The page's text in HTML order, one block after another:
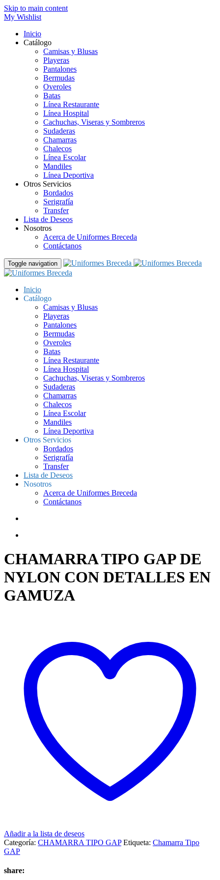
Skip to main content
My Wishlist
Inicio
Catálogo
Camisas y Blusas
Playeras
Pantalones
Bermudas
Overoles
Batas
Línea Restaurante
Línea Hospital
Cachuchas, Viseras y Sombreros
Sudaderas
Chamarras
Chalecos
Línea Escolar
Mandiles
Línea Deportiva
Otros Servicios
Bordados
Serigrafía
Transfer
Lista de Deseos
Nosotros
Acerca de Uniformes Breceda
Contáctanos
Toggle navigation
Inicio
Catálogo
Camisas y Blusas
Playeras
Pantalones
Bermudas
Overoles
Batas
Línea Restaurante
Línea Hospital
Cachuchas, Viseras y Sombreros
Sudaderas
Chamarras
Chalecos
Línea Escolar
Mandiles
Línea Deportiva
Otros Servicios
Bordados
Serigrafía
Transfer
Lista de Deseos
Nosotros
Acerca de Uniformes Breceda
Contáctanos
CHAMARRA TIPO GAP DE
NYLON CON DETALLES EN
GAMUZA
Añadir a la lista de deseos
Categoría: CHAMARRA TIPO GAP Etiqueta: Chamarra Tipo
GAP
share: